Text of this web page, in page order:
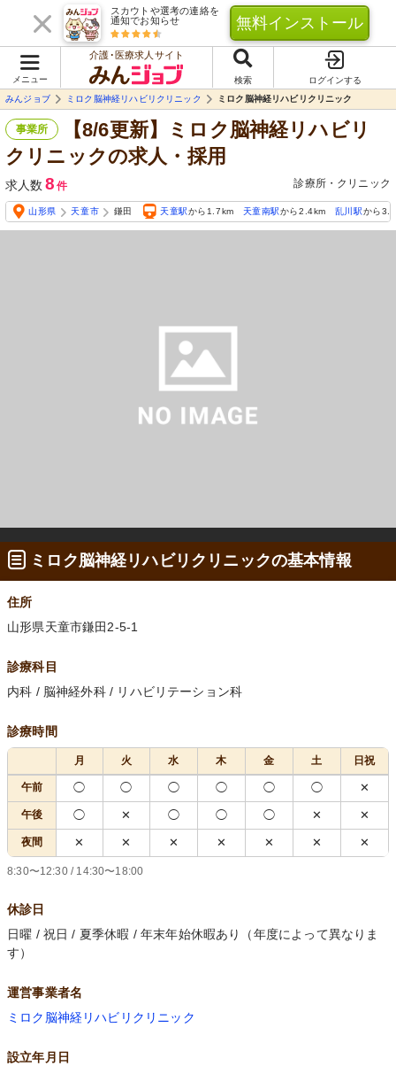
スカウトや選考の連絡を
通知でお知らせ
無料インストール
メニュー
介護･医療求人サイト
検索
ログインする
みんジョブ
ミロク脳神経リハビリクリニック ミロク脳神経リハビリクリニック
事業所
【8/6更新】ミロク脳神経リハビリ
クリニックの求人・採用
求人数 8 件 診療所・クリニック
山形県 天童市 鎌田 天童駅から1.7km 天童南駅から2.4km 乱川駅から
ミロク脳神経リハビリクリニックの基本情報
住所
山形県天童市鎌田2-5-1
診療科目
内科 / 脳神経外科 / リハビリテーション科
診療時間
月 火 水 木 金 土 日祝
午前 ◯ ◯ ◯ ◯ ◯ ◯ ✕
午後 ◯ ✕ ◯ ◯ ◯ ✕ ✕
夜間 ✕ ✕ ✕ ✕ ✕ ✕ ✕
8:30〜12:30 / 14:30〜18:00
休診日
日曜 / 祝日 / 夏季休暇 / 年末年始休暇あり（年度によって異なりま
す）
運営事業者名
ミロク脳神経リハビリクリニック
設立年月日